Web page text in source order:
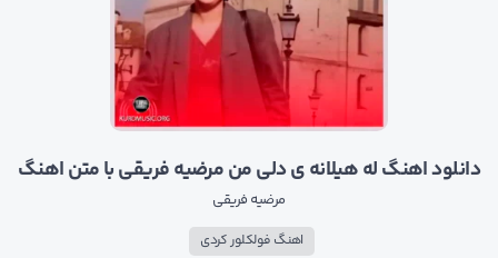
دانلود اهنگ له هیلانه ی دلی من مرضیه فریقی با متن اهنگ
مرضیه فریقی
اهنگ فولکلور کردی